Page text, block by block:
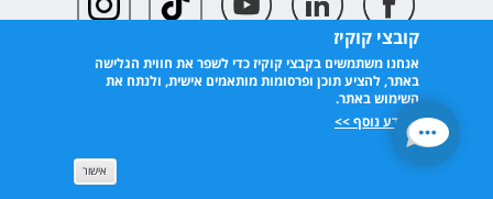
קובצי קוקיז
אנחנו משתמשים בקבצי קוקיז כדי לשפר את חווית הגלישה
באתר, להציע תוכן ופרסומות מותאמים אישית, ולנתח את
השימוש באתר.
למידע נוסף >>
אישור